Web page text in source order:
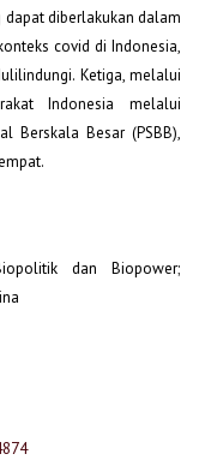
diberlakukan dalam
covid di Indonesia,
Ketiga, melalui
Indonesia melalui
Berskala Besar (PSBB),
dan Biopower;